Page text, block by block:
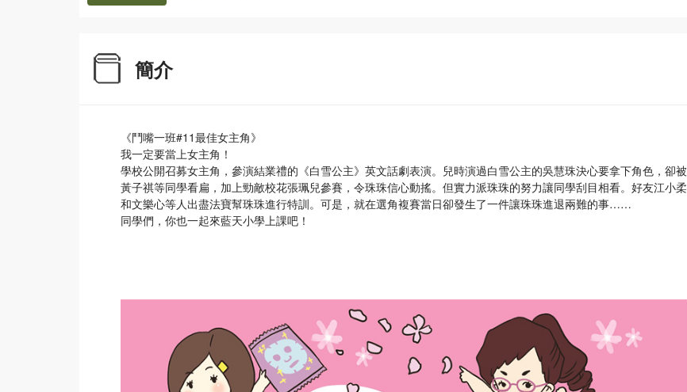
簡介
《鬥嘴一班#11最佳女主角》
我一定要當上女主角！
學校公開召募女主角，參演結業禮的《白雪公主》英文話劇表演。兒時演過白雪公主的吳慧珠決心要拿下角色，卻被
黃子祺等同學看扁，加上勁敵校花張珮兒參賽，令珠珠信心動搖。但實力派珠珠的努力讓同學刮目相看。好友江小柔
和文樂心等人出盡法寶幫珠珠進行特訓。可是，就在選角複賽當日卻發生了一件讓珠珠進退兩難的事……
同學們，你也一起來藍天小學上課吧！